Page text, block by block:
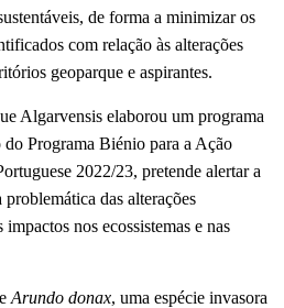
de forma a minimizar os
com relação às alterações
geoparque e aspirantes.
Algarvensis elaborou um programa
Programa Biénio para a Ação
2022/23, pretende alertar a
das alterações
nos ecossistemas e nas
Arundo donax, uma espécie invasora